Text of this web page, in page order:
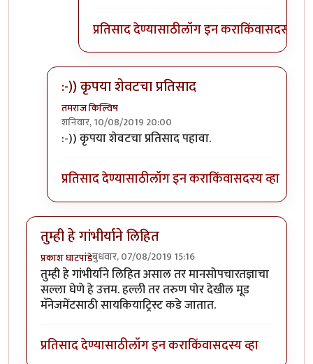
प्रतिसाद देण्यासाठीलॉग इन कराकिंवासदस्य व्हा
:-)) कृपया शेवटचा प्रतिसाद
तमराज किल्विष
शनिवार, 10/08/2019 20:00
In reply toगीता मला फार आवडायची. खूप
:-)) कृपया शेवटचा प्रतिसाद पहावा.
प्रतिसाद देण्यासाठीलॉग इन कराकिंवासदस्य व्हा
तुम्ही हे गांभीर्याने लिहित
प्रकाश घाटपांडेबुधवार, 07/08/2019 15:16
तुम्ही हे गांभीर्याने लिहित असाल तर मानसोपचारतज्ञाचा
सल्ला घेणे हे उत्तम. हल्ली तर तरुण पोर देखील मूड
मॅनेजमेंटसाठी सायकियाट्रिस्ट कडे जातात.
प्रतिसाद देण्यासाठीलॉग इन कराकिंवासदस्य व्हा